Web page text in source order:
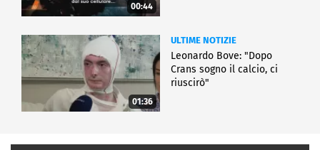
00:44
01:36
ULTIME NOTIZIE
Leonardo Bove: "Dopo
Crans sogno il calcio, ci
riuscirò"